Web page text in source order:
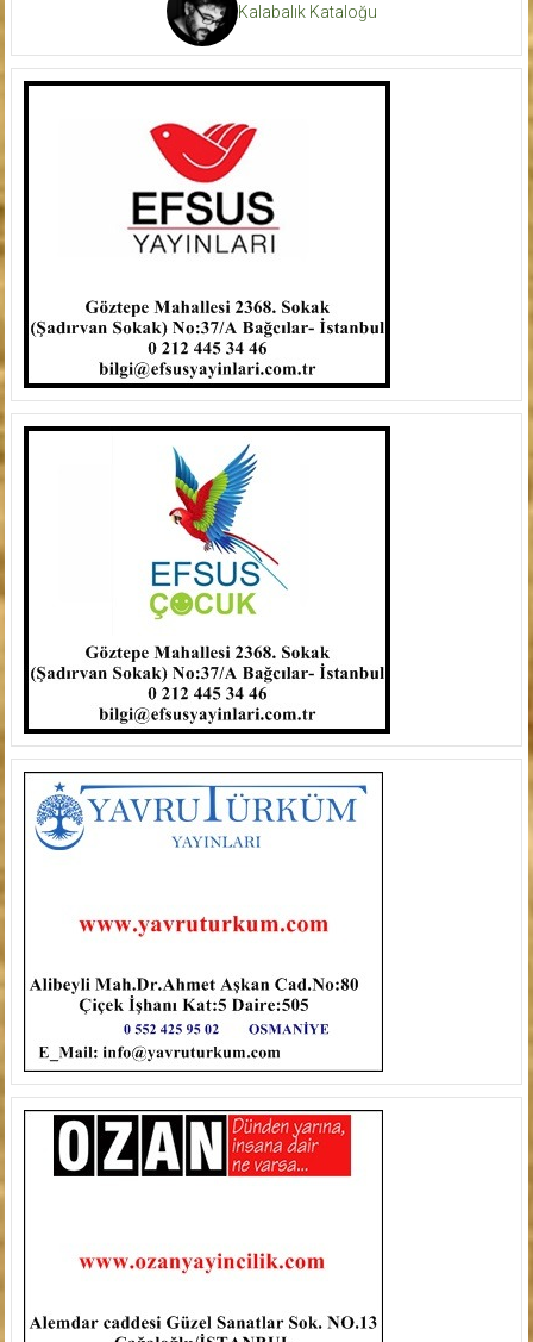
Kalabalık Kataloğu